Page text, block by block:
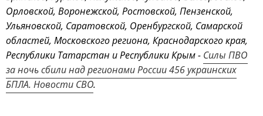
Орловской, Воронежской, Ростовской, Пензенской,
Ульяновской, Саратовской, Оренбургской, Самарской
областей, Московского региона, Краснодарского края,
Республики Татарстан и Республики Крым - Силы ПВО
за ночь сбили над регионами России 456 украинских
БПЛА. Новости СВО.